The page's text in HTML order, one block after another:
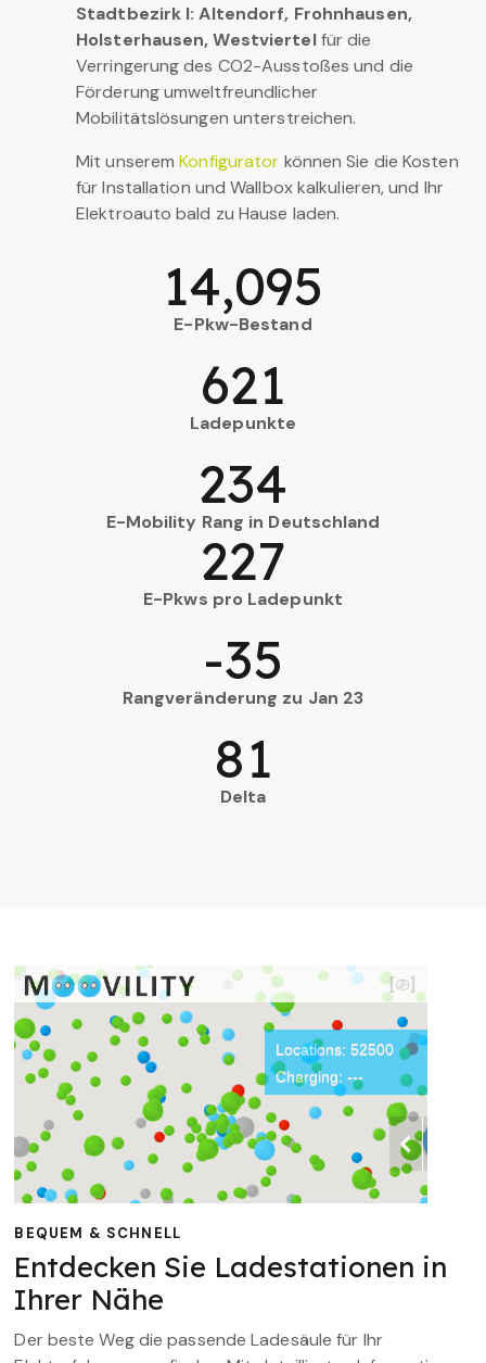
Stadtbezirk I: Altendorf, Frohnhausen,
Holsterhausen, Westviertelfür die
Verringerung des CO2-Ausstoßes und die
Förderung umweltfreundlicher
Mobilitätslösungen unterstreichen.
Mit unseremKonfigurator können Sie die Kosten
für Installation und Wallbox kalkulieren, und Ihr
Elektroauto bald zu Hause laden.
E-Pkw-Bestand
14,095
Ladepunkte
621
E-Mobility Rang in Deutschland
234
E-Pkws pro Ladepunkt
227
Rangveränderung zu Jan 23
-35
Delta
81
BEQUEM & SCHNELL
Entdecken Sie Ladestationen in
Ihrer Nähe
Der beste Weg die passende Ladesäule für Ihr